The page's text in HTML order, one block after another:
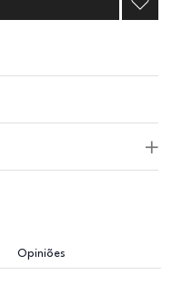
Opiniões